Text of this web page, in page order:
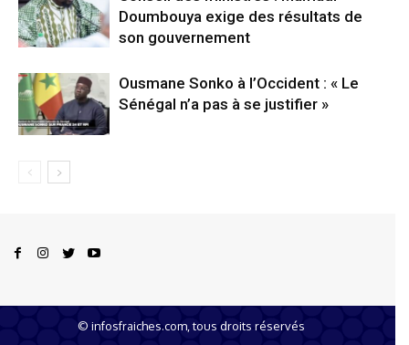
Doumbouya exige des résultats de
son gouvernement
Ousmane Sonko à l’Occident : « Le
Sénégal n’a pas à se justifier »
© infosfraiches.com, tous droits réservés